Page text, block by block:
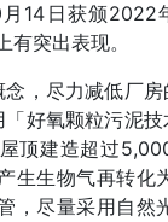
14日获颁2022
突出表现。
，尽力减低厂
好氧颗粒污泥
顶建造超过
生生物气再转
尽量采用自然